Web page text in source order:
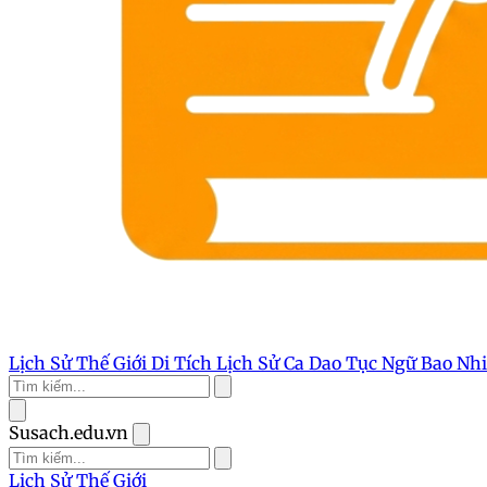
Lịch Sử Thế Giới Di Tích Lịch SửCa Dao Tục NgữBao
Susach.edu.vn
Lịch Sử Thế Giới